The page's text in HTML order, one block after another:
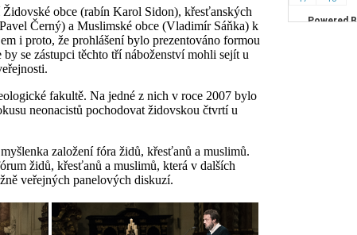
obce (rabín Karol Sidon), křesťanských
Černý) a Muslimské obce (Vladimír Sáňka) k
i proto, že prohlášení bylo prezentováno formou
se zástupci těchto tří náboženství mohli sejít u
fakultě. Na jedné z nich v roce 2007 bylo
neonacistů pochodovat židovskou čtvrtí u
založení fóra židů, křesťanů a muslimů.
židů, křesťanů a muslimů, která v dalších
veřejných panelových diskuzí.